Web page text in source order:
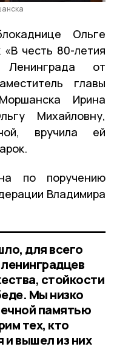
Ольге
честь 80-летия
Ленинграда от
главы
Ирина
Михайловну,
вручила ей
по поручению
Владимира
для всего
стойкости
Мы низко
памятью
тех, кто
и вышел из них